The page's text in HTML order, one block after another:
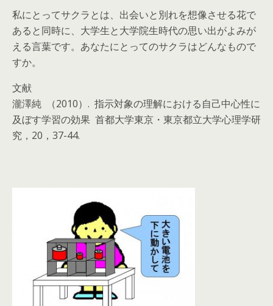
私にとってサクラとは、出会いと別れを想像させる花で
あると同時に、大学生と大学院生時代の思い出がよみが
える言葉です。あなたにとってのサクラはどんなもので
すか。
文献
瀧澤純 （2010）. 指示対象の理解における自己中心性に
及ぼす学習の効果 首都大学東京・東京都立大学心理学研
究，20，37-44.